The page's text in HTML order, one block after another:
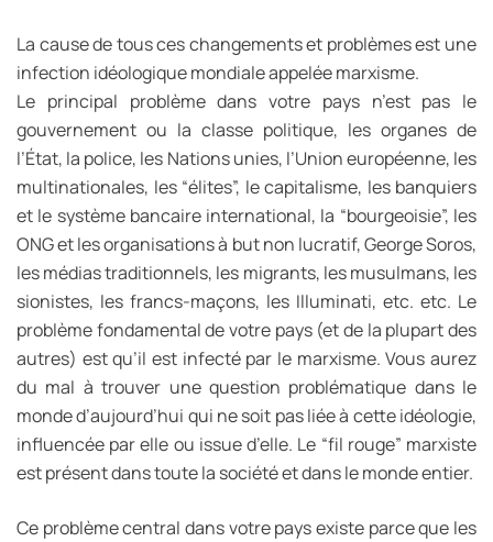
La cause de tous ces changements et problèmes est une
infection idéologique mondiale appelée marxisme.
Le principal problème dans votre pays n’est pas le
gouvernement ou la classe politique, les organes de
l’État, la police, les Nations unies, l’Union européenne, les
multinationales, les “élites”, le capitalisme, les banquiers
et le système bancaire international, la “bourgeoisie”, les
ONG et les organisations à but non lucratif, George Soros,
les médias traditionnels, les migrants, les musulmans, les
sionistes, les francs-maçons, les Illuminati, etc. etc. Le
problème fondamental de votre pays (et de la plupart des
autres) est qu’il est infecté par le marxisme. Vous aurez
du mal à trouver une question problématique dans le
monde d’aujourd’hui qui ne soit pas liée à cette idéologie,
influencée par elle ou issue d’elle. Le “fil rouge” marxiste
est présent dans toute la société et dans le monde entier.
Ce problème central dans votre pays existe parce que les